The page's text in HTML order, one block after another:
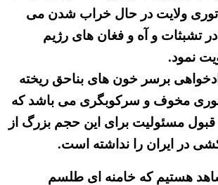
ولایت در حال خراب شدن می
تشبثات و آه و فغان های رژیم
نمود.
برسر خون های بناحق ریخته
مخوف و سرکوبگری می باشد که
قبول مسئولیت برای این حجم بزرگ از
در ایران را نداشته است.
شاهد هستیم که خامنه ای طلسم